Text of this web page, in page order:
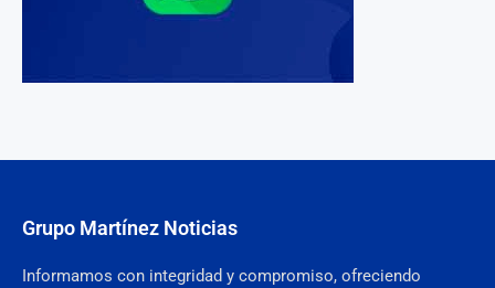
Grupo Martínez Noticias
Informamos con integridad y compromiso, ofreciendo